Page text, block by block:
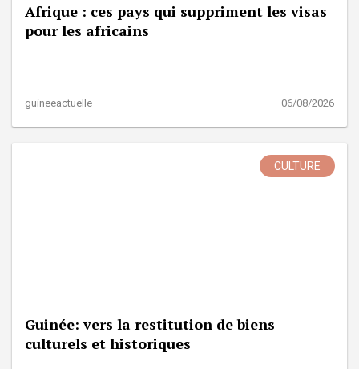
Afrique : ces pays qui suppriment les visas
pour les africains
guineeactuelle 06/08/2026
CULTURE
Guinée: vers la restitution de biens
culturels et historiques